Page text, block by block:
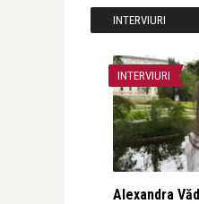
INTERVIURI
INTERVIURI
Alexandra